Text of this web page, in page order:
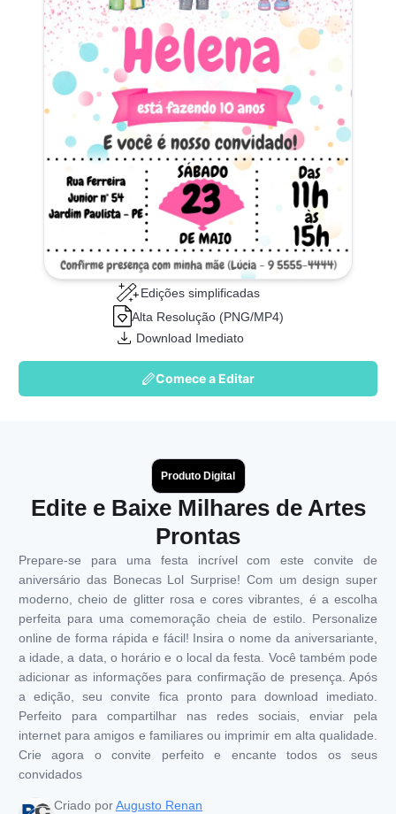
Edições simplificadas
Alta Resolução (PNG/MP4)
Download Imediato
Comece a Editar
Produto Digital
Edite e Baixe Milhares de Artes
Prontas
Prepare-se para uma festa incrível com este convite de
aniversário das Bonecas Lol Surprise! Com um design super
moderno, cheio de glitter rosa e cores vibrantes, é a escolha
perfeita para uma comemoração cheia de estilo. Personalize
online de forma rápida e fácil! Insira o nome da aniversariante,
a idade, a data, o horário e o local da festa. Você também pode
adicionar as informações para confirmação de presença. Após
a edição, seu convite fica pronto para download imediato.
Perfeito para compartilhar nas redes sociais, enviar pela
internet para amigos e familiares ou imprimir em alta qualidade.
Crie agora o convite perfeito e encante todos os seus
convidados
Criado porAugusto Renan